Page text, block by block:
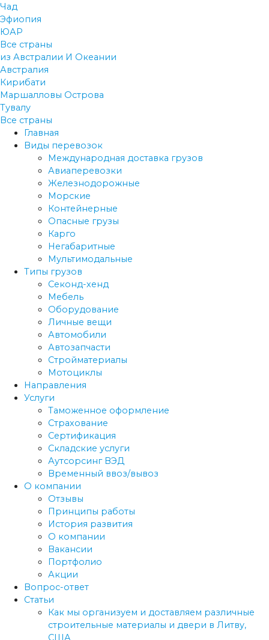
Чад
Эфиопия
ЮАР
Все страны
из Австралии И Океании
Австралия
Кирибати
Маршалловы Острова
Тувалу
Все страны
Главная
Виды перевозок
Международная доставка грузов
Авиаперевозки
Железнодорожные
Морские
Контейнерные
Опасные грузы
Карго
Негабаритные
Мультимодальные
Типы грузов
Секонд-хенд
Мебель
Оборудование
Личные вещи
Автомобили
Автозапчасти
Стройматериалы
Мотоциклы
Направления
Услуги
Таможенное оформление
Страхование
Сертификация
Складские услуги
Аутсорсинг ВЭД
Временный ввоз/вывоз
О компании
Отзывы
Принципы работы
История развития
О компании
Вакансии
Портфолио
Акции
Вопрос-ответ
Статьи
Как мы организуем и доставляем различные
строительные материалы и двери в Литву,
США